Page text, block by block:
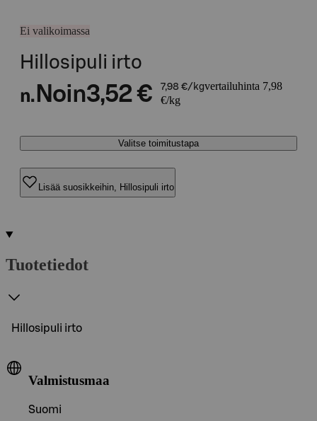
Ei valikoimassa
Hillosipuli irto
n. Noin3,52 € 7,98 €/kgvertailuhinta 7,98
€/kg
Valitse toimitustapa
Lisää suosikkeihin, Hillosipuli irto
Tuotetiedot
Hillosipuli irto
Valmistusmaa
Suomi